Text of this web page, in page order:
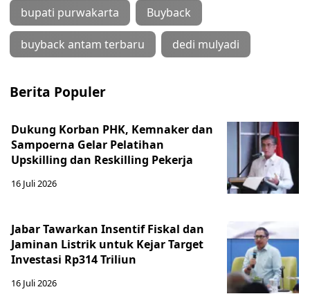
bupati purwakarta Buyback
buyback antam terbaru dedi mulyadi
Berita Populer
Dukung Korban PHK, Kemnaker dan
Sampoerna Gelar Pelatihan
Upskilling dan Reskilling Pekerja
16 Juli 2026
Jabar Tawarkan Insentif Fiskal dan
Jaminan Listrik untuk Kejar Target
Investasi Rp314 Triliun
16 Juli 2026